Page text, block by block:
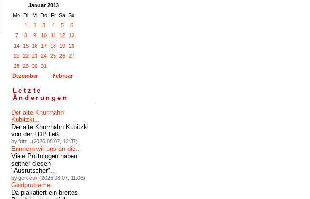
Januar 2013
Mo Di Mi Do Fr Sa So
1
2 3 4 5
6
7
8 9 10 11 12
13
14
15 16 17 18 19
20
21
22 23 24 25 26
27
28
29 30 31
Dezember
Februar
Letzte
Änderungen
Der alte Knurrhahn
Kubitzki...
Der alte Knurrhahn Kubitzki
von der FDP ließ...
by fritz_ (2026.08.07, 12:37)
Erinnern wir uns an die...
Viele Politologen haben
seither diesen
"Ausrutscher"...
by gert cok (2026.08.07, 11:06)
Geldprobleme
Da plakatiert ein breites